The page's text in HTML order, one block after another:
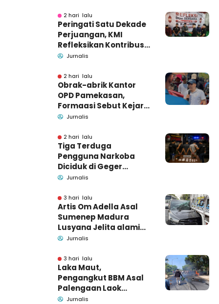
2 hari lalu
Peringati Satu Dekade
Perjuangan, KMI
Refleksikan Kontribusi
untuk Masyarakat
Jurnalis
2 hari lalu
Obrak-abrik Kantor
OPD Pamekasan,
Formaasi Sebut Kejari
Pamekasan
Jurnalis
2 hari lalu
Tiga Terduga
Pengguna Narkoba
Diciduk di Geger
Bangkalan, Polisi Masih
Barang Bukti
Jurnalis
3 hari lalu
Artis Om Adella Asal
Sumenep Madura
Lusyana Jelita alami
kecelakaan di Wonogiri
Jurnalis
3 hari lalu
Laka Maut,
Pengangkut BBM Asal
Palengaan Laok
Pamekasan Meninggal
Jurnalis